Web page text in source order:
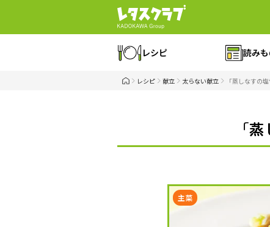
レシピ 読み
レシピ 献立 太らない献立 「蒸しなすの
「
主菜